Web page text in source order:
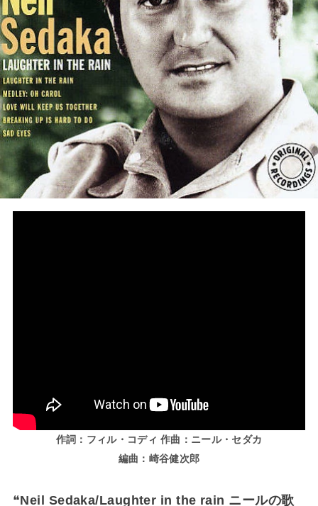
作詞：フィル・コディ 作曲：ニール・セダカ
編曲：崎谷健次郎
❝Neil Sedaka/Laughter in the rain ニールの歌